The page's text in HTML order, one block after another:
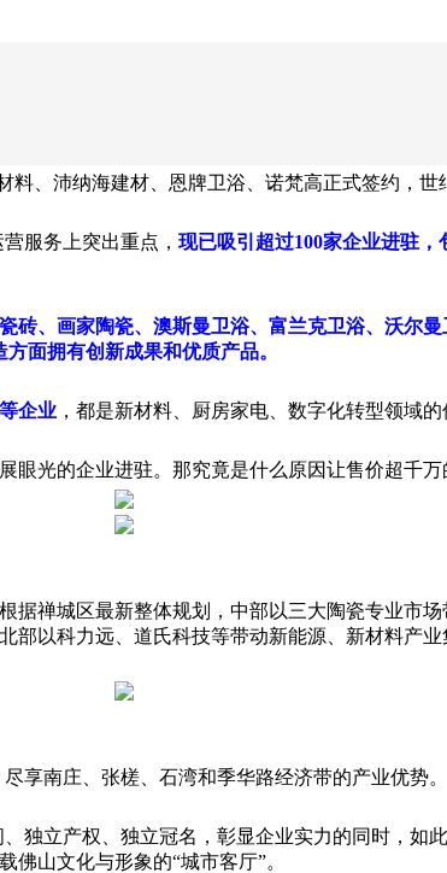
、沛纳海建材、恩牌卫浴、诺梵高正式签约，世
服务上突出重点， 现已吸引超过100家企业进驻
、画家陶瓷、澳斯曼卫浴、富兰克卫浴、沃尔
面拥有创新成果和优质产品。
企业 ，都是新材料、厨房家电、数字化转型领域
光的企业进驻。那究竟是什么原因让售价超千
据禅城区最新整体规划，中部以三大陶瓷专业市
以科力远、道氏科技等带动新能源、新材料产
享南庄、张槎、石湾和季华路经济带的产业优势。
独立产权、独立冠名，彰显企业实力的同时，如
山文化与形象的“城市客厅”。